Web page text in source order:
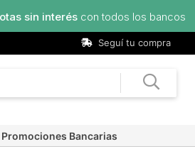
Seguí tu compra
Promociones Bancarias